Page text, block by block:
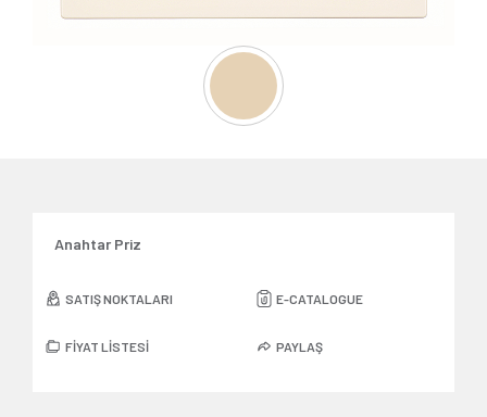
Anahtar Priz
SATIŞ NOKTALARI E-CATALOGUE
FİYAT LİSTESİ PAYLAŞ